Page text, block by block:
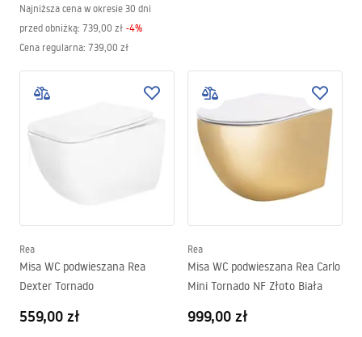
Najniższa cena w okresie 30 dni
przed obniżką: 739,00 zł -4%
Cena regularna: 739,00 zł
Rea
Misa WC podwieszana Rea
Dexter Tornado
559,00 zł
Rea
Misa WC podwieszana Rea Carlo
Mini Tornado NF Złoto Biała
999,00 zł